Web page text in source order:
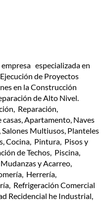
especializada en
de Proyectos
en la Construcción
de Alto Nivel.
Reparación,
Apartamento, Naves
Multiusos, Planteles
Cocina, Pintura, Pisos y
de Techos, Piscina,
y Acarreo,
Herrería,
Refrigeración Comercial
Recidencial he Industrial,